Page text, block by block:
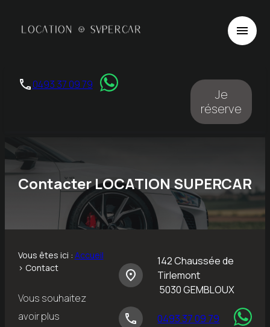
menu
phone0493 37 09 79
Je
réserve
Contacter LOCATION SUPERCAR
Vous êtes ici : Accueil
> Contact
Vous souhaitez
avoir plus
place
142 Chaussée de
Tirlemont
5030 GEMBLOUX
phone 0493 37 09 79